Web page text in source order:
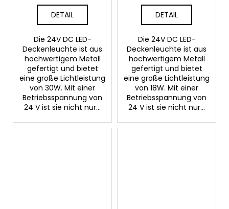
DETAIL
Die 24V DC LED-
Deckenleuchte ist aus
hochwertigem Metall
gefertigt und bietet
eine große Lichtleistung
von 30W. Mit einer
Betriebsspannung von
24 V ist sie nicht nur...
DETAIL
Die 24V DC LED-
Deckenleuchte ist aus
hochwertigem Metall
gefertigt und bietet
eine große Lichtleistung
von 18W. Mit einer
Betriebsspannung von
24 V ist sie nicht nur...